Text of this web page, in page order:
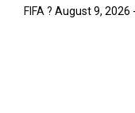
FIFA ? August 9, 2026